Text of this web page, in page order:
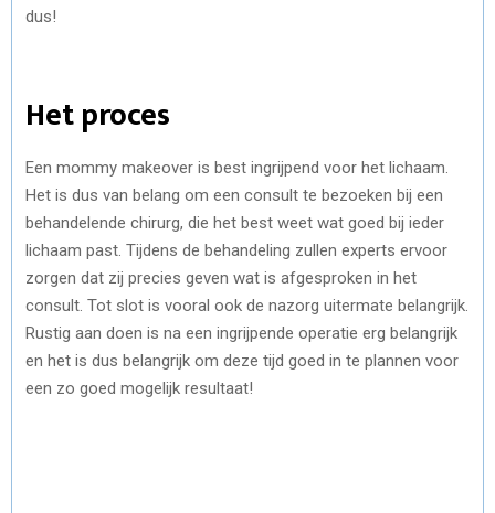
dus!
Het proces
Een mommy makeover is best ingrijpend voor het lichaam.
Het is dus van belang om een consult te bezoeken bij een
behandelende chirurg, die het best weet wat goed bij ieder
lichaam past. Tijdens de behandeling zullen experts ervoor
zorgen dat zij precies geven wat is afgesproken in het
consult. Tot slot is vooral ook de nazorg uitermate belangrijk.
Rustig aan doen is na een ingrijpende operatie erg belangrijk
en het is dus belangrijk om deze tijd goed in te plannen voor
een zo goed mogelijk resultaat!